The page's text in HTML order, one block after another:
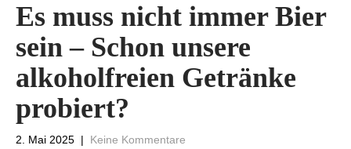
Es muss nicht immer Bier
sein – Schon unsere
alkoholfreien Getränke
probiert?
2. Mai 2025 | Keine Kommentare